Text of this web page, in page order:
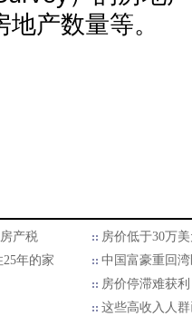
产数量等。
产税
房价低于30万
年的家
中国富豪重回
房价停滞难获
这些高收入人